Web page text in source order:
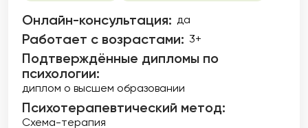
Онлайн-консультация: да
Работает с возрастами: 3+
Подтверждённые дипломы по
психологии:
диплом о высшем образовании
Психотерапевтический метод:
Схема-терапия